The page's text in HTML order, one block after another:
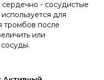
сердечно - сосудистые
для
тромбов после
или